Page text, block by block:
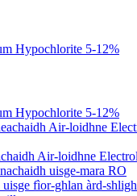
Hypochlorite 5-12%
Hypochlorite 5-12%
Air-loidhne
Air-loidhne
uisge-mara RO
fìor-ghlan àrd-